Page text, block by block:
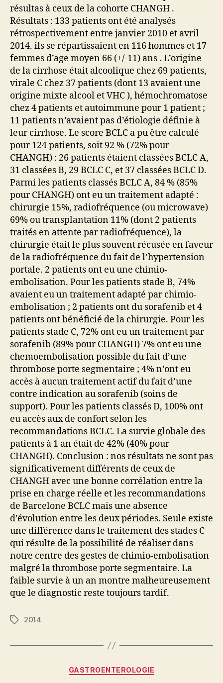
résultas à ceux de la cohorte CHANGH .
Résultats : 133 patients ont été analysés
rétrospectivement entre janvier 2010 et avril
2014. ils se répartissaient en 116 hommes et 17
femmes d’age moyen 66 (+/-11) ans . L’origine
de la cirrhose était alcoolique chez 69 patients,
virale C chez 37 patients (dont 13 avaient une
origine mixte alcool et VHC ), hémochromatose
chez 4 patients et autoimmune pour 1 patient ;
11 patients n’avaient pas d’étiologie définie à
leur cirrhose. Le score BCLC a pu être calculé
pour 124 patients, soit 92 % (72% pour
CHANGH) : 26 patients étaient classées BCLC A,
31 classées B, 29 BCLC C, et 37 classées BCLC D.
Parmi les patients classés BCLC A, 84 % (85%
pour CHANGH) ont eu un traitement adapté :
chirurgie 15%, radiofréquence (ou microwave)
69% ou transplantation 11% (dont 2 patients
traités en attente par radiofréquence), la
chirurgie était le plus souvent récusée en faveur
de la radiofréquence du fait de l’hypertension
portale. 2 patients ont eu une chimio-
embolisation. Pour les patients stade B, 74%
avaient eu un traitement adapté par chimio-
embolisation ; 2 patients ont du sorafenib et 4
patients ont bénéficié de la chirurgie. Pour les
patients stade C, 72% ont eu un traitement par
sorafenib (89% pour CHANGH) 7% ont eu une
chemoembolisation possible du fait d’une
thrombose porte segmentaire ; 4% n’ont eu
accès à aucun traitement actif du fait d’une
contre indication au sorafenib (soins de
support). Pour les patients classés D, 100% ont
eu accès aux de confort selon les
recommandations BCLC. La survie globale des
patients à 1 an était de 42% (40% pour
CHANGH). Conclusion : nos résultats ne sont pas
significativement différents de ceux de
CHANGH avec une bonne corrélation entre la
prise en charge réelle et les recommandations
de Barcelone BCLC mais une absence
d’évolution entre les deux périodes. Seule existe
une différence dans le traitement des stades C
qui résulte de la possibilité de réaliser dans
notre centre des gestes de chimio-embolisation
malgré la thrombose porte segmentaire. La
faible survie à un an montre malheureusement
que le diagnostic reste toujours tardif.
Étiquettes
2014
Catégories
GASTROENTEROLOGIE